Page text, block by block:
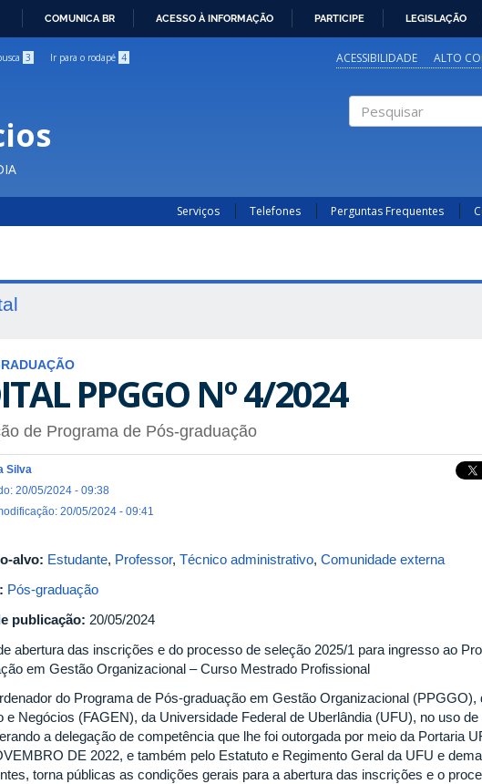
COMUNICA BR ACESSO À INFORMAÇÃO PARTICIPE LEGISLAÇÃO
3 Ir para o rodapé 4 ACESSIBILIDADE ALTO
Serviços Telefones Perguntas Frequentes
PPGGO Nº 4/2024
de Programa de Pós-graduação
Silva
20/05/2024 - 09:38
20/05/2024 - 09:41
alvo: Estudante, Professor, Técnico administrativo, Comunidade externa
Pós-graduação
publicação: 20/05/2024
abertura das inscrições e do processo de seleção 2025/1 para ingresso ao
em Gestão Organizacional – Curso Mestrado Profissional
do Programa de Pós-graduação em Gestão Organizacional (PPGGO),
e Negócios (FAGEN), da Universidade Federal de Uberlândia (UFU), no uso
a delegação de competência que lhe foi outorgada por meio da Portaria
DE 2022, e também pelo Estatuto e Regimento Geral da UFU e
torna públicas as condições gerais para a abertura das inscrições e o